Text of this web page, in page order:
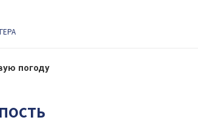
погоду